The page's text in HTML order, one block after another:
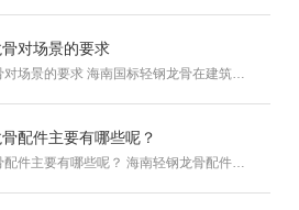
对场景的要求
国标轻钢龙骨对场景的要求 海南国标轻钢龙骨在建筑装修领域应用广
配件主要有哪些呢？
海南轻钢龙骨配件主要有哪些呢？ 海南轻钢龙骨配件主要有哪些呢